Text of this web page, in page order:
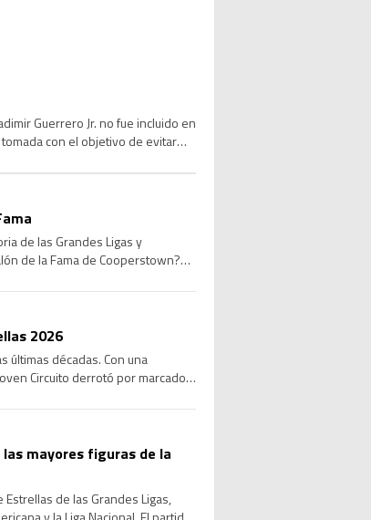
Guerrero Jr. no fue incluido en
con el objetivo de evitar
de las Grandes Ligas y
de la Fama de Cooperstown?
2026
últimas décadas. Con una
Circuito derrotó por marcador
mayores figuras de la
de las Grandes Ligas,